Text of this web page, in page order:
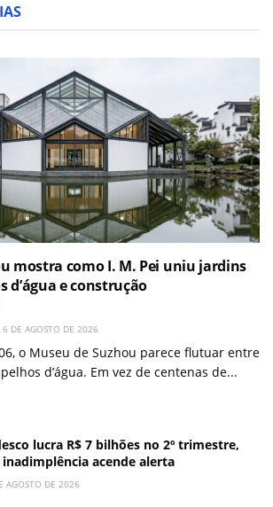
mostra como I. M. Pei uniu jardins
d’água e construção
6 DE AGOSTO DE 2026
o Museu de Suzhou parece flutuar entre
d’água. Em vez de centenas de...
lucra R$ 7 bilhões no 2º trimestre,
inadimplência acende alerta
AGOSTO DE 2026